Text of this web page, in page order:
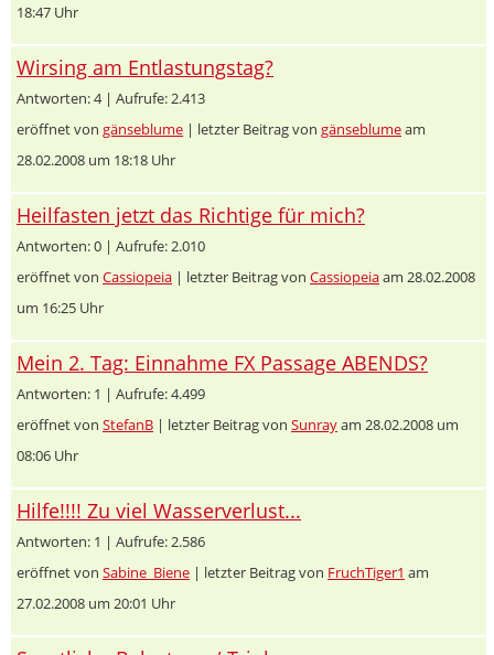
18:47 Uhr
Wirsing am Entlastungstag?
Antworten: 4 | Aufrufe: 2.413
eröffnet von gänseblume | letzter Beitrag von gänseblumeam
28.02.2008 um 18:18 Uhr
Heilfasten jetzt das Richtige für mich?
Antworten: 0 | Aufrufe: 2.010
eröffnet von Cassiopeia | letzter Beitrag von Cassiopeiaam 28.02.2008
um 16:25 Uhr
Mein 2. Tag: Einnahme FX Passage ABENDS?
Antworten: 1 | Aufrufe: 4.499
eröffnet von StefanB | letzter Beitrag von Sunrayam 28.02.2008 um
08:06 Uhr
Hilfe!!!! Zu viel Wasserverlust...
Antworten: 1 | Aufrufe: 2.586
eröffnet von Sabine_Biene | letzter Beitrag von FruchTiger1 am
27.02.2008 um 20:01 Uhr